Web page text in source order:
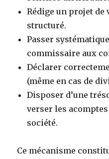
Rédige un projet
structuré.
Passer
commissaire aux
Déclarer
(même en cas de
Disposer d’une
verser les
société.
Ce mécanisme